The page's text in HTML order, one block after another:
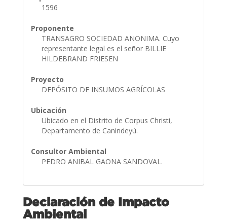
1596
Proponente
TRANSAGRO SOCIEDAD ANONIMA. Cuyo
representante legal es el señor BILLIE
HILDEBRAND FRIESEN
Proyecto
DEPÓSITO DE INSUMOS AGRÍCOLAS
Ubicación
Ubicado en el Distrito de Corpus Christi,
Departamento de Canindeyú.
Consultor Ambiental
PEDRO ANIBAL GAONA SANDOVAL.
Declaración de Impacto
Ambiental